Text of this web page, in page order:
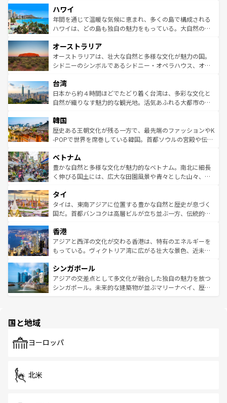
ば市内交通費無料で観光を楽しむこともできる。 なお、新
着のスイス情報はコンテンツ一覧 を参照してほしい。
のような巨大都市は、観光、ショッピング、エンターテイ
ンメントが詰まった刺激的なスポットだ。一方、アメリカ
西部には大自然が広がり、グランドキャニオンやイエロー
部のニューオーリンズでは、音楽と美食が融合した独特の
文化が魅力。旅行者はアメリカの各地域で異なる魅力を楽
しみながら、その多様性と豊かな歴史を感じることができ
ならではの贅沢な旅のスタイルだ。 なお、新着のアメリカ
情報はコンテンツ一覧を参照してほしい。
ハワイ
年間を通じて温暖な気候に恵まれ、多くの島で構成される
ハワイは、どの島も独自の魅力をもっている。大自然の神
ワイ島は見逃せない。また、定番の観光地といえばオアフ
島だが、静かな自然を求めるならマウイ島やカウアイ島が
おすすめ。エメラルドグリーンに輝く海をはじめ、豊かな
れるおもてなしの心で訪れる人々を迎えてくれるハワイの
人々、おいしいローカルフードやハワイアンミュージッ
ク、伝統的なフラダンスなど、すべてがハワイの魅力を彩
ワイを、存分に味わってほしい。 なお、新着のハワイ情報
はコンテンツ一覧を参照してほしい。
オーストラリア
オーストラリアは、壮大な自然と多様な文化が魅力の国。
シドニーのシンボルであるシドニー・オペラハウス、オー
リアリーフや大陸中央部にそびえるウルル（エアーズロッ
ク）、タスマニアの美しい原生林やケアンズの熱帯雨林な
ど、見どころがたくさん。また、カフェやワイン、オージ
いる。アクティビティも充実しており、サーフィンやダイ
ビング、ハイキングなど、アウトドア好きにはたまらな
い。オーストラリアの多彩な魅力を存分に味わいつくそ
参照してほしい。
台湾
日本から約４時間ほどでたどり着く台湾は、多彩な文化と
自然が織りなす魅力的な観光地。活気あふれる大都市の台
ン）、静ひつな山岳地帯である台湾東部など、都市の喧騒
と山間の静けさが共存しており、訪れる人に新しい発見と
驚きをもたらしてくれる。また、奥深い台湾の食文化も魅
容にもいいと評判のスイーツなど、バラエティ豊かな料理
が味わえる。 なお、新着の台湾情報は コンテンツ一覧を参
照してほしい。
韓国
歴史ある王朝文化が残る一方で、最先端のファッションやK
-POPで世界を席巻している韓国。首都ソウルの宮殿や伝統
き、地方に足を延ばせば四季折々の自然美を楽しむことが
できる。そして、キムチや焼肉、絶品のストリートフード
まで、さまざまな韓国料理が待っている。夜には、韓国な
リティに包まれながら、韓国の多彩な魅力を心ゆくまで味
わってみてほしい。 なお、新着の韓国情報はコンテンツ一
覧を参照してほしい。
ベトナム
豊かな自然と多様な文化が魅力的なベトナム。南北に細長
く伸びる国土には、広大な田園風景や青々とした山々、世
急速な発展と共に伝統が息づく。ハノイの古い町並みやホ
ーチミン市のフランス統治時代の建物も、独特の雰囲気を
醸し出している。また、バラエティの豊かさとおいしさで
とつ。フォーやバインミー、ベトナムコーヒーなどは、ぜ
ひ現地で味わいたい。どの地域を訪れてもあたたかい人々
が旅行者を迎えてくれるので、きっと忘れられない旅にな
参照してほしい。
タイ
タイは、東南アジアに位置する豊かな自然と歴史が息づく
国だ。首都バンコクは高層ビルが立ち並ぶ一方、伝統的な
の活気が交差している。北部ではチェンマイなどの山岳地
帯で自然と触れ合い、南部ではプーケットやクラビの美し
いビーチでリゾート気分を楽しむことができる。タイ料理
激する。気候は一年中温暖で、どの季節にも異なる楽しみ
が待っている。親しみやすいタイの人々、仏教を中心とし
た文化、そして多様な観光資源が、訪れる旅人を魅了し続
香港
アジアと西洋の文化が交わる香港は、特有のエネルギーを
もっている。ヴィクトリア湾に広がる壮大な景色、近未来
み、どこを訪れても感動するはず。観光スポットが密集し
ており、効率よく見どころを回れるのも魅力。息をのむよ
うな絶景から文化的な体験まで、香港を存分に楽しみ尽く
シンガポール
アジアの交差点として多文化が融合した独自の魅力を放つ
シンガポール。未来的な建築物が並ぶマリーナベイ、歴史
で、ホーカーズは地元の風情を楽しめる外せないスポット
国と地域
ヨーロッパ
北米